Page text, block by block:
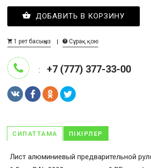
ДОБАВИТЬ В КОРЗИНУ
1 рет басыңыз Сұрақ қою
: +7 (777) 377-33-00
СИПАТТАМА ПІКІРЛЕР
Лист алюминиевый предварительной